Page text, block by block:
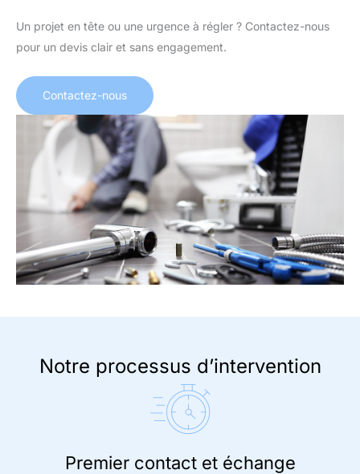
Un projet en tête ou une urgence à régler ? Contactez-nous
pour un devis clair et sans engagement.
Contactez-nous
Notre processus d’intervention
Premier contact et échange